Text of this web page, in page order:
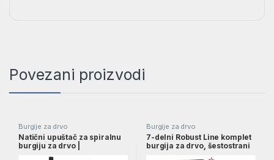
Povezani proizvodi
Burgije za drvo
Natični upuštač za spiralnu
burgiju za drvo |
2608585738
Burgije za drvo
7-delni Robust Line komplet
burgija za drvo, šestostrani